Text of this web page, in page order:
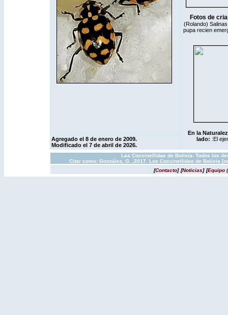
Fotos de
(Rolando)
pupa recien
En la
lado: :El
Agregado el 8 de enero de 2009.
Modificado el 7 de abril de 2026.
Las Coccinellidae de Bolivia- Todos los
Citar como: González, G. ,2017. Los Coccinellidae de Bolivia
[Contacto] [Noticias] [Equipo